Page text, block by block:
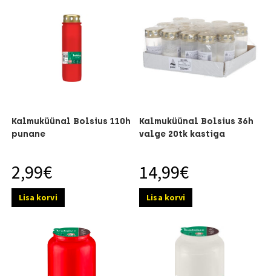
Kalmuküünal Bolsius 110h
punane
2,99€
Lisa korvi
Kalmuküünal Bolsius 36h
valge 20tk kastiga
14,99€
Lisa korvi